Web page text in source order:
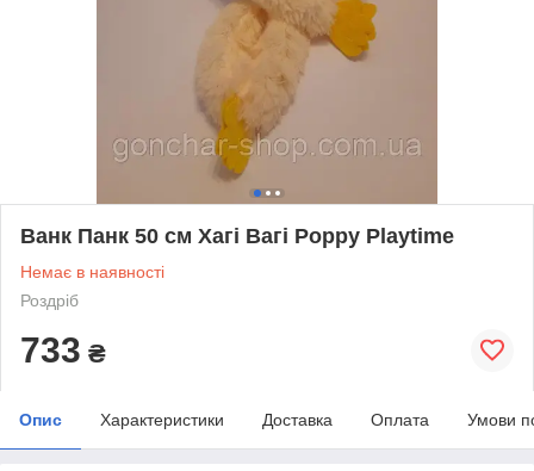
Ванк Панк 50 см Хагі Вагі Poppy Playtime
Немає в наявності
Роздріб
733 ₴
Опис Характеристики Доставка Оплата Умови